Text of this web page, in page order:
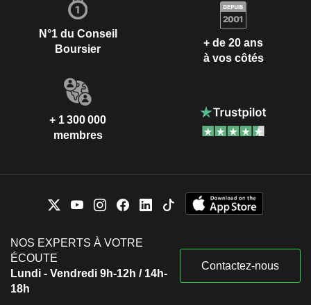
N°1 du Conseil
Boursier
+ de 20 ans
à vos côtés
+ 1 300 000
membres
NOS EXPERTS À VOTRE
ÉCOUTE
Lundi - Vendredi 9h-12h / 14h-
18h
Contactez-nous